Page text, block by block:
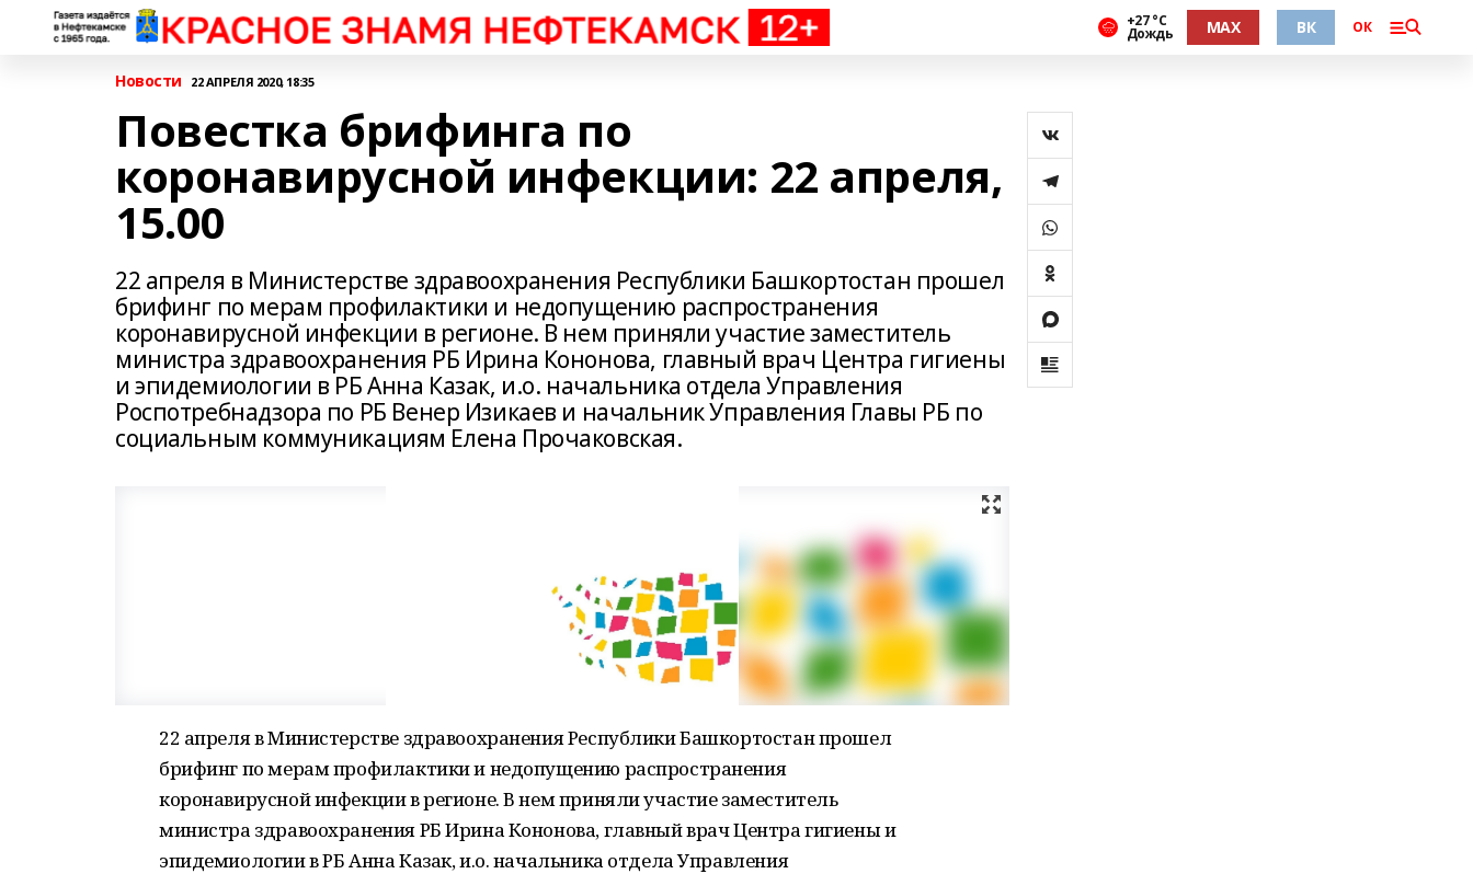
+27 °С
Дождь MAX ВК ОК
Новости 22 АПРЕЛЯ 2020, 18:35
Повестка брифинга по
коронавирусной инфекции: 22 апреля,
15.00
22 апреля в Министерстве здравоохранения Республики Башкортостан прошел
брифинг по мерам профилактики и недопущению распространения
коронавирусной инфекции в регионе. В нем приняли участие заместитель
министра здравоохранения РБ Ирина Кононова, главный врач Центра гигиены
и эпидемиологии в РБ Анна Казак, и.о. начальника отдела Управления
Роспотребнадзора по РБ Венер Изикаев и начальник Управления Главы РБ по
социальным коммуникациям Елена Прочаковская.
22 апреля в Министерстве здравоохранения Республики Башкортостан прошел
брифинг по мерам профилактики и недопущению распространения
коронавирусной инфекции в регионе. В нем приняли участие заместитель
министра здравоохранения РБ Ирина Кононова, главный врач Центра гигиены и
эпидемиологии в РБ Анна Казак, и.о. начальника отдела Управления